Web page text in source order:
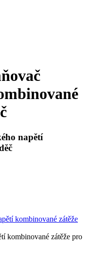
napětí
kombinované zátěže pro